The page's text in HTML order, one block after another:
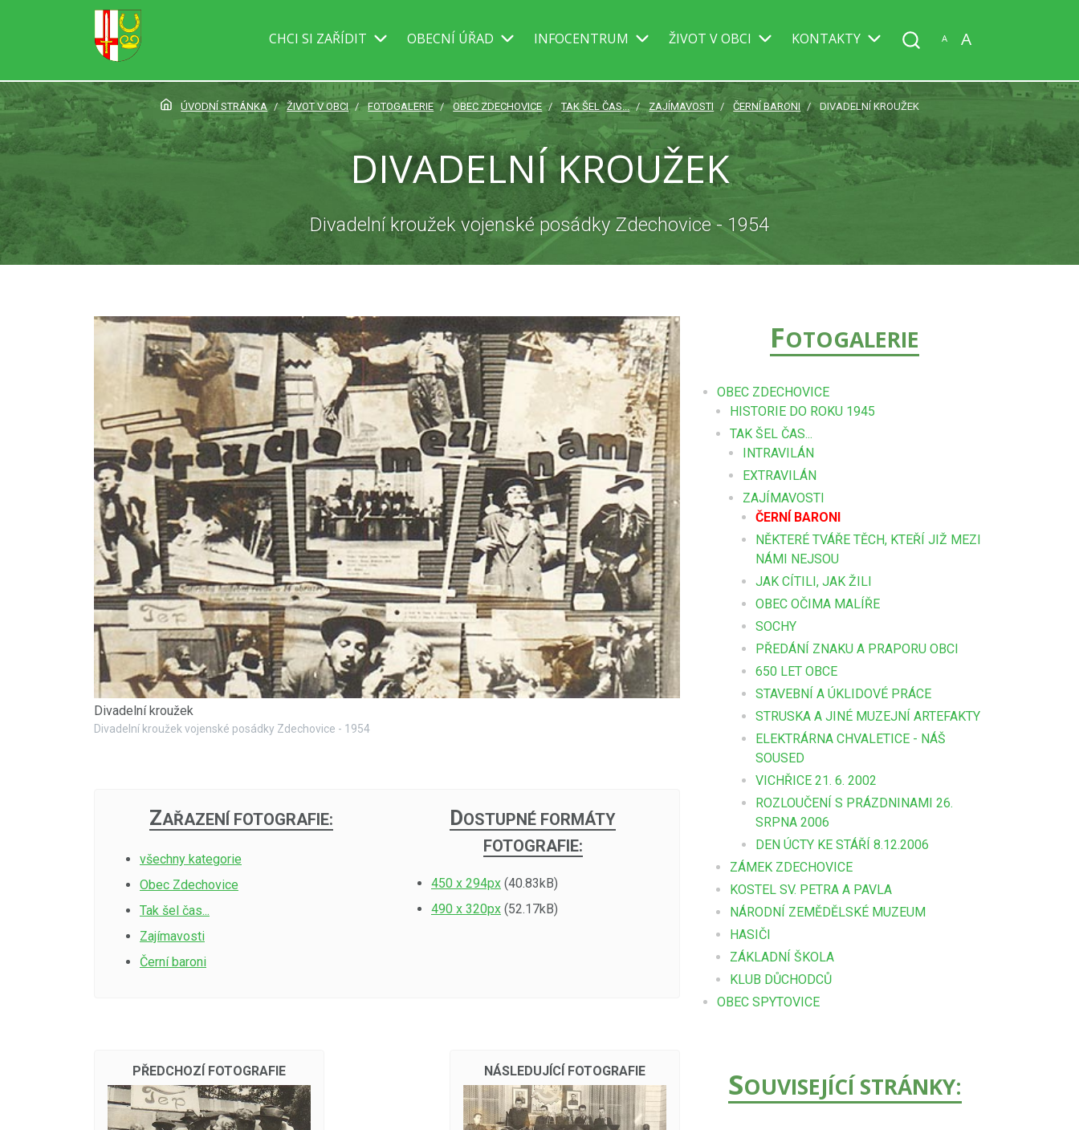
CHCI SI ZAŘÍDIT OBECNÍ ÚŘAD INFOCENTRUM ŽIVOT V OBCI KONTAKTY A A
ÚVODNÍ STRÁNKA ŽIVOT V OBCI FOTOGALERIE OBEC ZDECHOVICE TAK ŠEL ČAS... ZAJÍMAVOSTI ČERNÍ BARONI DIVADELNÍ KROUŽEK
DIVADELNÍ KROUŽEK
Divadelní kroužek vojenské posádky Zdechovice - 1954
Divadelní kroužek
Divadelní kroužek vojenské posádky Zdechovice - 1954
ZAŘAZENÍ FOTOGRAFIE:
všechny kategorie
Obec Zdechovice
Tak šel čas...
Zajímavosti
Černí baroni
DOSTUPNÉ FORMÁTY
FOTOGRAFIE:
450 x 294px (40.83kB)
490 x 320px (52.17kB)
PŘEDCHOZÍ FOTOGRAFIE NÁSLEDUJÍCÍ FOTOGRAFIE
FOTOGALERIE
OBEC ZDECHOVICE
HISTORIE DO ROKU 1945
TAK ŠEL ČAS...
INTRAVILÁN
EXTRAVILÁN
ZAJÍMAVOSTI
ČERNÍ BARONI
NĚKTERÉ TVÁŘE TĚCH, KTEŘÍ JIŽ MEZI
NÁMI NEJSOU
JAK CÍTILI, JAK ŽILI
OBEC OČIMA MALÍŘE
SOCHY
PŘEDÁNÍ ZNAKU A PRAPORU OBCI
650 LET OBCE
STAVEBNÍ A ÚKLIDOVÉ PRÁCE
STRUSKA A JINÉ MUZEJNÍ ARTEFAKTY
ELEKTRÁRNA CHVALETICE - NÁŠ
SOUSED
VICHŘICE 21. 6. 2002
ROZLOUČENÍ S PRÁZDNINAMI 26.
SRPNA 2006
DEN ÚCTY KE STÁŘÍ 8.12.2006
ZÁMEK ZDECHOVICE
KOSTEL SV. PETRA A PAVLA
NÁRODNÍ ZEMĚDĚLSKÉ MUZEUM
HASIČI
ZÁKLADNÍ ŠKOLA
KLUB DŮCHODCŮ
OBEC SPYTOVICE
SOUVISEJÍCÍ STRÁNKY: